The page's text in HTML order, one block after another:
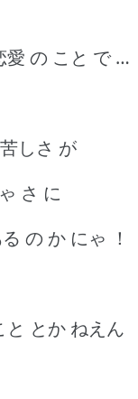
愛 の こと で …
しさ が
さ に
の か にゃ ！
と とか ねえん